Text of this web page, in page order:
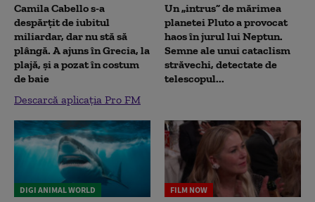
Camila Cabello s-a
despărțit de iubitul
miliardar, dar nu stă să
plângă. A ajuns în Grecia, la
plajă, și a pozat în costum
de baie
Descarcă aplicația Pro FM
Un „intrus” de mărimea
planetei Pluto a provocat
haos în jurul lui Neptun.
Semne ale unui cataclism
străvechi, detectate de
telescopul...
DIGI ANIMAL WORLD FILM NOW